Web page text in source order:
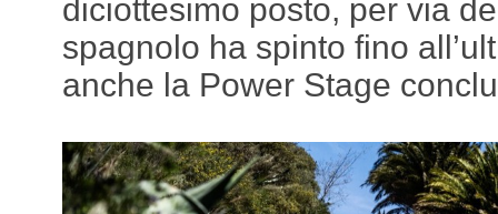
diciottesimo posto, per via
spagnolo ha spinto fino
anche la Power Stage